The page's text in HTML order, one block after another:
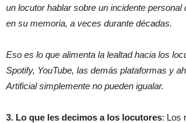
un locutor hablar sobre un incidente personal
en su memoria, a veces durante décadas.
Eso es lo que alimenta la lealtad hacia los
Spotify, YouTube, las demás plataformas y
Artificial simplemente no pueden igualar.
3. Lo que les decimos a los locutores: Los